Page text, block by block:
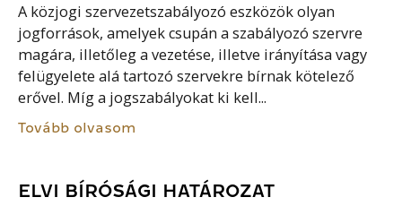
A közjogi szervezetszabályozó eszközök olyan
jogforrások, amelyek csupán a szabályozó szervre
magára, illetőleg a vezetése, illetve irányítása vagy
felügyelete alá tartozó szervekre bírnak kötelező
erővel. Míg a jogszabályokat ki kell...
Tovább olvasom
ELVI BÍRÓSÁGI HATÁROZAT